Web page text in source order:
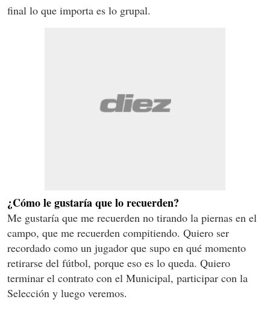
final lo que importa es lo grupal.
¿Cómo le gustaría que lo recuerden?
Me gustaría que me recuerden no tirando la piernas en el
campo, que me recuerden compitiendo. Quiero ser
recordado como un jugador que supo en qué momento
retirarse del fútbol, porque eso es lo queda. Quiero
terminar el contrato con el Municipal, participar con la
Selección y luego veremos.